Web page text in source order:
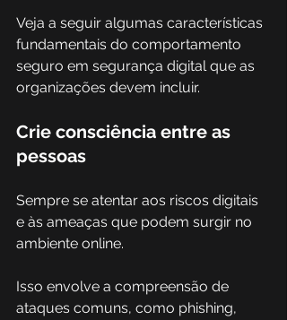
Veja a seguir algumas características
fundamentais do comportamento
seguro em segurança digital que as
organizações devem incluir.
Crie consciência entre as
pessoas
Sempre se atentar aos riscos digitais
e às ameaças que podem surgir no
ambiente online.
Isso envolve a compreensão de
ataques comuns, como phishing,